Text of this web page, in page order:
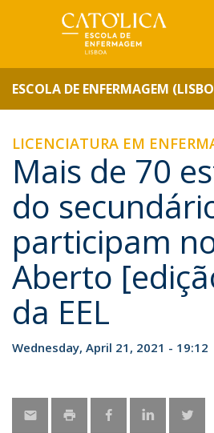
ESCOLA DE ENFERMAGEM
LICENCIATURA EM
Mais de 70
do
participam
Aberto
da EEL
Wednesday, April 21, 2021 - 19:12